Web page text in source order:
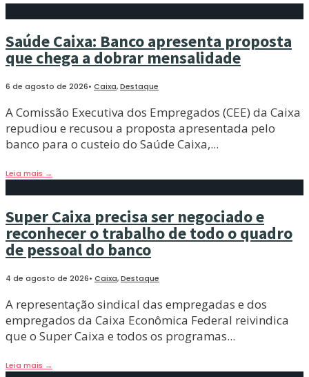
Saúde Caixa: Banco apresenta proposta
que chega a dobrar mensalidade
6 de agosto de 2026• Caixa,Destaque
A Comissão Executiva dos Empregados (CEE) da Caixa
repudiou e recusou a proposta apresentada pelo
banco para o custeio do Saúde Caixa,...
Leia mais →
Super Caixa precisa ser negociado e
reconhecer o trabalho de todo o quadro
de pessoal do banco
4 de agosto de 2026• Caixa,Destaque
A representação sindical das empregadas e dos
empregados da Caixa Econômica Federal reivindica
que o Super Caixa e todos os programas...
Leia mais →